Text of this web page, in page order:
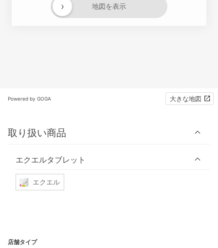
地図を表示
›
Powered by GOGA 大きな地図
取り扱い商品
エクエルタブレット
エクエル
店舗タイプ